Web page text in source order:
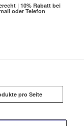
| 10% Rabatt bei
oder Telefon
pro Seite